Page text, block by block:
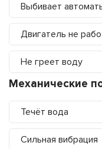
Выбивает
Двигатель не
Не греет воду
Механические
Течёт вода
Сильная вибрация